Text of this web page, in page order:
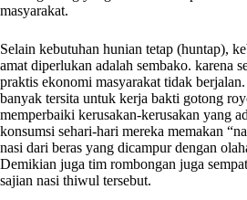
masyarakat.
Selain kebutuhan hunian tetap (huntap),
amat diperlukan adalah sembako. karena
praktis ekonomi masyarakat tidak
banyak tersita untuk kerja bakti gotong
memperbaiki kerusakan-kerusakan yang
konsumsi sehari-hari mereka memakan
nasi dari beras yang dicampur dengan
Demikian juga tim rombongan juga
sajian nasi thiwul tersebut.